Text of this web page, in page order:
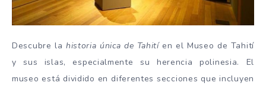
Descubre la historia única de Tahitíen el Museo de Tahití
y sus islas, especialmente su herencia polinesia. El
museo está dividido en diferentes secciones que incluyen